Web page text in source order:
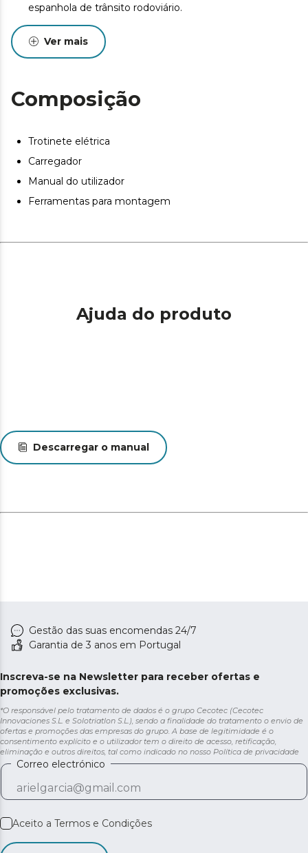
espanhola de trânsito rodoviário.
APP para smartphone; graças à conectividade por
Bluetooth, pode emparelhar a trotinete com o
telemóvel, desde o qual pode ver diferentes
Ver mais
Composição
Trotinete elétrica
Carregador
Manual do utilizador
Ferramentas para montagem
Ajuda do produto
Descarregar o manual
Gestão das suas encomendas 24/7
Garantia de 3 anos em Portugal
Inscreva-se na Newsletter para receber ofertas e
promoções exclusivas.
*O responsável pelo tratamento de dados é o grupo Cecotec (Cecotec
Innovaciones S.L. e Solotriatlon S.L.), sendo a finalidade do tratamento o envio de
ofertas e promoções das empresas do grupo. A base de legitimidade é o
consentimento explícito e o utilizador tem o direito de acesso, retificação,
eliminação e outros direitos, tal como indicado no nosso Política de privacidade
Correo electrónico
Aceito a Termos e Condições